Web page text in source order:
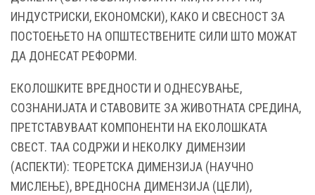
ИНДУСТРИСКИ, ЕКОНОМСКИ), КАКО И СВЕСНОСТ ЗА
ПОСТОЕЊЕТО НА ОПШТЕСТВЕНИТЕ СИЛИ ШТО МОЖАТ
ДА ДОНЕСАТ РЕФОРМИ.
ЕКОЛОШКИТЕ ВРЕДНОСТИ И ОДНЕСУВАЊЕ,
СОЗНАНИЈАТА И СТАВОВИТЕ ЗА ЖИВОТНАТА СРЕДИНА,
ПРЕТСТАВУВААТ КОМПОНЕНТИ НА ЕКОЛОШКАТА
СВЕСТ. ТАА СОДРЖИ И НЕКОЛКУ ДИМЕНЗИИ
(АСПЕКТИ): ТЕОРЕТСКА ДИМЕНЗИЈА (НАУЧНО
МИСЛЕЊЕ), ВРЕДНОСНА ДИМЕНЗИЈА (ЦЕЛИ),